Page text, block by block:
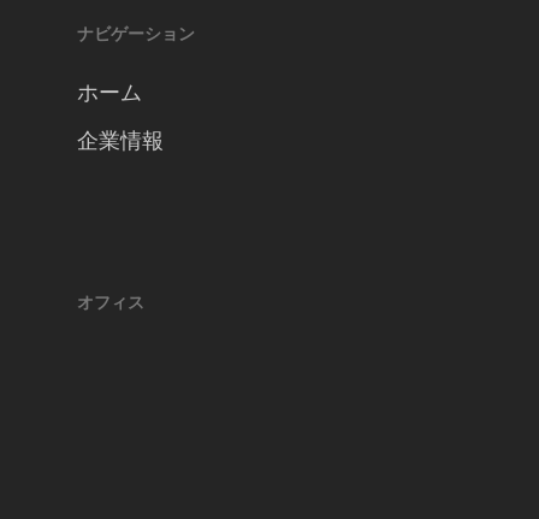
ナビゲーション
ホーム
企業情報
オフィス